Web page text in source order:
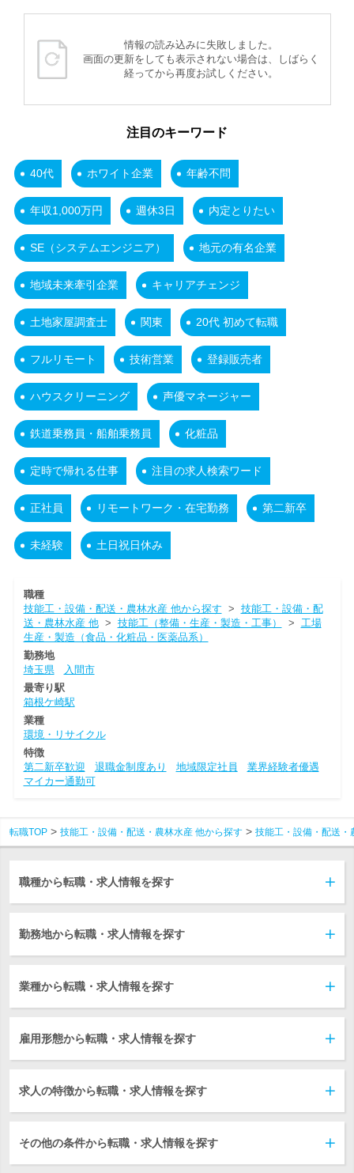
情報の読み込みに失敗しました。
画面の更新をしても表示されない場合は、しばらく
経ってから再度お試しください。
注目のキーワード
40代 ホワイト企業 年齢不問
年収1,000万円 週休3日 内定とりたい
SE（システムエンジニア） 地元の有名企業
地域未来牽引企業 キャリアチェンジ
土地家屋調査士 関東 20代 初めて転職
フルリモート 技術営業 登録販売者
ハウスクリーニング 声優マネージャー
鉄道乗務員・船舶乗務員 化粧品
定時で帰れる仕事 注目の求人検索ワード
正社員 リモートワーク・在宅勤務 第二新卒
未経験 土日祝日休み
職種
技能工・設備・配送・農林水産 他から探す > 技能工・設備・配
送・農林水産 他> 技能工（整備・生産・製造・工事） > 工場
生産・製造（食品・化粧品・医薬品系）
勤務地
埼玉県
入間市
最寄り駅
箱根ケ崎駅
業種
環境・リサイクル
特徴
第二新卒歓迎
退職金制度あり 地域限定社員
業界経験者優遇
マイカー通勤可
転職TOP 技能工・設備・配送・農林水産 他から探す 技能工・設備・配送・
職種から転職・求人情報を探す
勤務地から転職・求人情報を探す
業種から転職・求人情報を探す
雇用形態から転職・求人情報を探す
求人の特徴から転職・求人情報を探す
その他の条件から転職・求人情報を探す